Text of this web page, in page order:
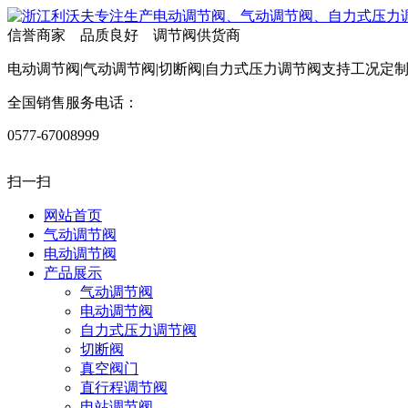
信誉商家 品质良好 调节阀供货商
电动调节阀|气动调节阀|切断阀|自力式压力调节阀支持工况定制
全国销售服务电话：
0577-67008999
扫一扫
网站首页
气动调节阀
电动调节阀
产品展示
气动调节阀
电动调节阀
自力式压力调节阀
切断阀
真空阀门
直行程调节阀